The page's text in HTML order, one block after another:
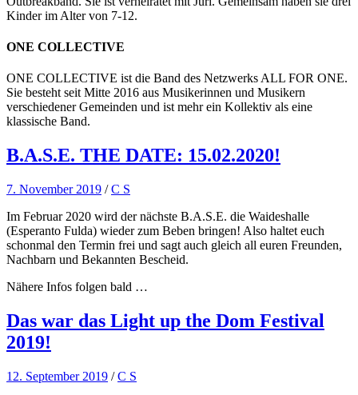
Kinder im Alter von 7-12.
ONE COLLECTIVE
ONE COLLECTIVE ist die Band des Netzwerks ALL FOR ONE.
Sie besteht seit Mitte 2016 aus Musikerinnen und Musikern
verschiedener Gemeinden und ist mehr ein Kollektiv als eine
klassische Band.
B.A.S.E. THE DATE: 15.02.2020!
7. November 2019 /C S
Im Februar 2020 wird der nächste B.A.S.E. die Waideshalle
(Esperanto Fulda) wieder zum Beben bringen! Also haltet euch
schonmal den Termin frei und sagt auch gleich all euren Freunden,
Nachbarn und Bekannten Bescheid.
Nähere Infos folgen bald …
Das war das Light up the Dom Festival
2019!
12. September 2019 /C S